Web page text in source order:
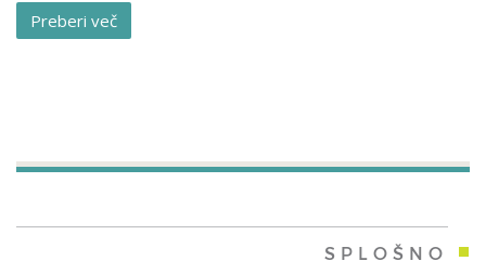
Preberi več
SPLOŠNO